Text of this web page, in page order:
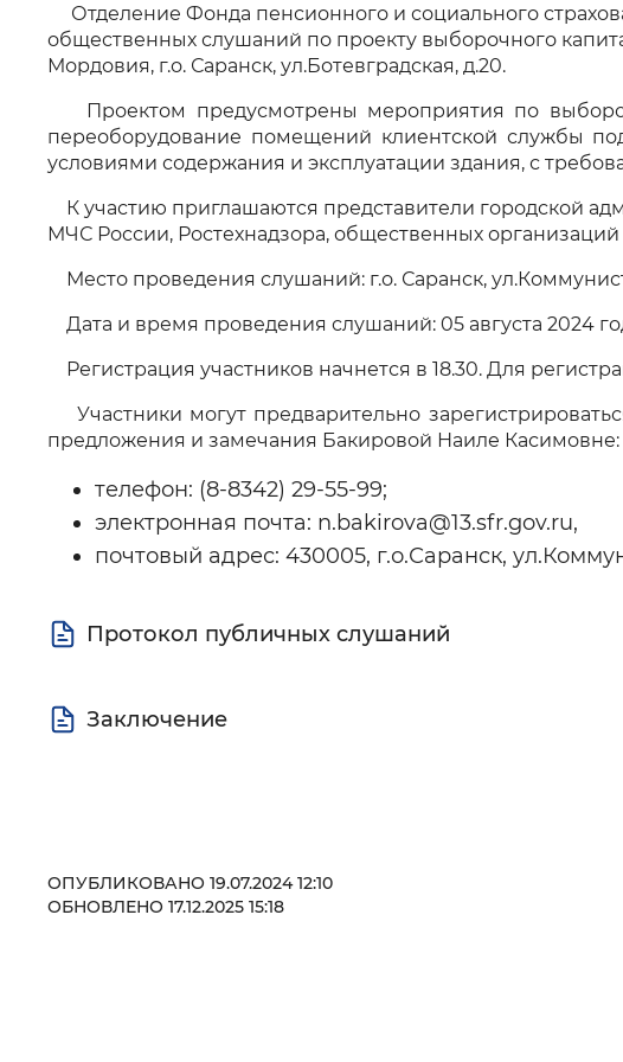
Цвет сайта: Монохромный
Изображения: Включены
Звуковой ассистент: Воспроизвести
Вернуть стандартные настройки
Отделение Фонда пенсионного и социального
общественных слушаний по проекту выборочного
Мордовия, г.о. Саранск, ул.Ботевградская, д.20.
Проектом предусмотрены мероприятия по
переоборудование помещений клиентской службы
условиями содержания и эксплуатации здания, с
К участию приглашаются представители городской
МЧС России, Ростехнадзора, общественных
Место проведения слушаний: г.о. Саранск,
Дата и время проведения слушаний: 05 августа 2024
Регистрация участников начнется в 18.30. Для
Участники могут предварительно
предложения и замечания Бакировой Наиле Касимовне:
телефон: (8-8342) 29-55-99;
электронная почта: n.bakirova@13.sfr.gov.ru,
почтовый адрес: 430005, г.о.Саранск,
Протокол публичных слушаний
Заключение
ОПУБЛИКОВАНО 19.07.2024 12:10
ОБНОВЛЕНО 17.12.2025 15:18